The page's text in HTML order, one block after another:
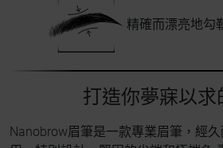
精確而漂亮地勾
打造你夢寐以求
Nanobrow眉筆是一款專業眉筆，經